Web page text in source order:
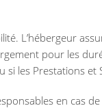
L’hébergeur
pour les
les Prestations
en cas